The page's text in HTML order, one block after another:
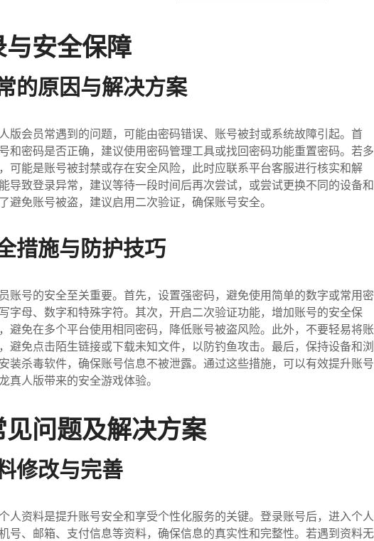
安全保障
的原因与解决方案
版会员常遇到的问题，可能由密码错误、账号被封或系统故障引起。首
和密码是否正确，建议使用密码管理工具或找回密码功能重置密码。若多
可能是账号被封禁或存在安全风险，此时应联系平台客服进行核实和解
导致登录异常，建议等待一段时间后再次尝试，或尝试更换不同的设备和
避免账号被盗，建议启用二次验证，确保账号安全。
措施与防护技巧
账号的安全至关重要。首先，设置强密码，避免使用简单的数字或常用密
字母、数字和特殊字符。其次，开启二次验证功能，增加账号的安全保
避免在多个平台使用相同密码，降低账号被盗风险。此外，不要轻易将账
避免点击陌生链接或下载未知文件，以防钓鱼攻击。最后，保持设备和浏
装杀毒软件，确保账号信息不被泄露。通过这些措施，可以有效提升账号
真人版带来的安全游戏体验。
问题及解决方案
修改与完善
人资料是提升账号安全和享受个性化服务的关键。登录账号后，进入个人
号、邮箱、支付信息等资料，确保信息的真实性和完整性。若遇到资料无